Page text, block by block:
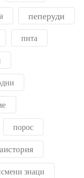
пеперуди
пита
порос
знаци